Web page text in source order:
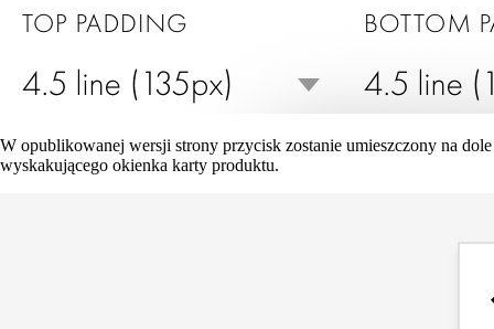
W opublikowanej wersji strony przycisk zostanie umieszczony na dole
wyskakującego okienka karty produktu.